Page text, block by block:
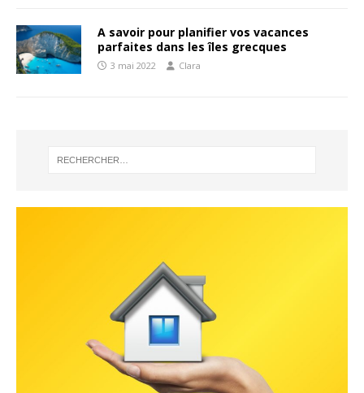
A savoir pour planifier vos vacances
parfaites dans les îles grecques
3 mai 2022 Clara